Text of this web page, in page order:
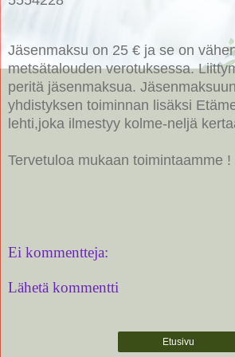
Jäsenmaksu on 25 € ja se on
metsätalouden verotuksessa.
peritä jäsenmaksua.
yhdistyksen toiminnan lisäksi
lehti,joka ilmestyy kolme-neljä
Tervetuloa mukaan toimintaamme !
Ei kommentteja:
Lähetä kommentti
Etusivu